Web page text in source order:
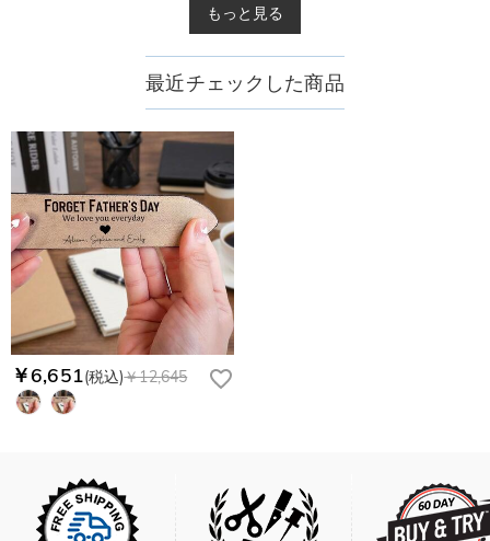
もっと見る
最近チェックした商品
￥6,651(税込)￥12,645